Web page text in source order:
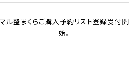
マル整まくらご購入予約リスト登録受付開
始。